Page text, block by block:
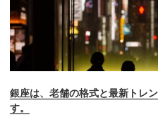
銀座は、老舗の格式と最新トレ
す。